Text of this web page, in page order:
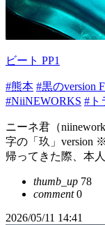
ビート PP1
#熊本 #黒のversion F
#NiiNEWORKS #ト
ニーネ君（
字の「玖」version
帰ってきた際、本
thumb_up 78
comment0
2026/05/11 14:41